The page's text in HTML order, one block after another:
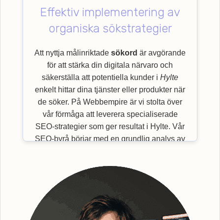
Effektiv implementering av
organiska sökstrategier
Att nyttja målinriktade sökord är avgörande
för att stärka din digitala närvaro och
säkerställa att potentiella kunder i Hylte
enkelt hittar dina tjänster eller produkter när
de söker. På Webbempire är vi stolta över
vår förmåga att leverera specialiserade
SEO-strategier som ger resultat i Hylte. Vår
SEO-byrå börjar med en grundlig analys av
effektiv implementering av organiska
sökstrategier, säkerställer vi en bättre
synlighet för din webbplats. Efter grundlig
analys och identifiering av strategiska